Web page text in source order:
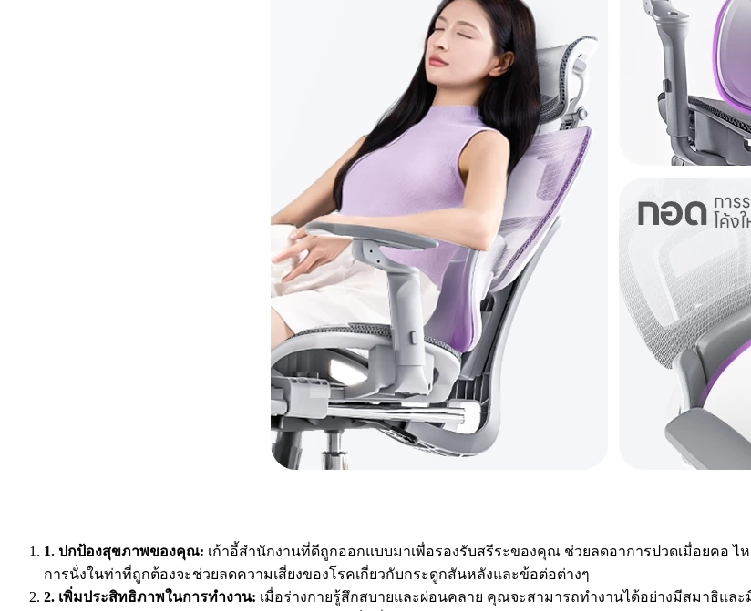
1. ปกป้องสุขภาพของคุณ: เก้าอี้สำนักงานที่ดีถูกออกแบบมาเพื่อรองรับสรีระของคุณ ช่วยลดอาการปวดเมื่อยคอ
การนั่งในท่าที่ถูกต้องจะช่วยลดความเสี่ยงของโรคเกี่ยวกับกระดูกสันหลังและข้อต่อต่างๆ
2. เพิ่มประสิทธิภาพในการทำงาน: เมื่อร่างกายรู้สึกสบายและผ่อนคลาย คุณจะสามารถทำงานได้อย่างมีสมาธิแ